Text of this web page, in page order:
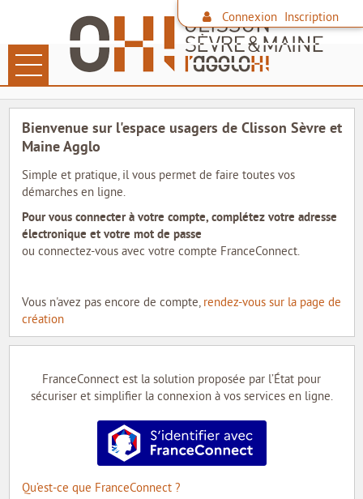
Connexion Inscription
Ouvrir le menu
LES DÉMARCHES
PAIEMENT EN LIGNE
DÉCHETS
FAMILLE
CONTACTER L'AGGLO
SITE DE L'AGGLO
MES DEMANDES
MON PORTE-DOCUMENTS
Bienvenue sur l'espace usagers de Clisson Sèvre et
Maine Agglo
Simple et pratique, il vous permet de faire toutes vos
démarches en ligne.
Pour vous connecter à votre compte, complétez votre adresse
électronique et votre mot de passe
ou connectez-vous avec votre compte FranceConnect.
Vous n'avez pas encore de compte, rendez-vous sur la page de
création
FranceConnect est la solution proposée par l’État pour
sécuriser et simplifier la connexion à vos services en ligne.
S’identifier avec FranceConnect
Qu’est-ce que FranceConnect ?